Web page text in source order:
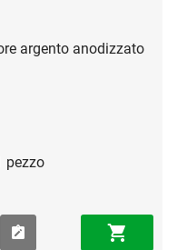
argento anodizzato
pezzo